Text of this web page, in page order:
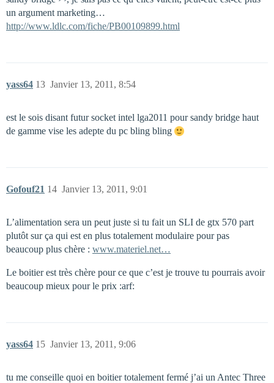
un argument marketing…
http://www.ldlc.com/fiche/PB00109899.html
yass64 Janvier 13, 2011, 8:54
13
est le sois disant futur socket intel lga2011 pour sandy bridge haut
de gamme vise les adepte du pc bling bling
Gofouf21 Janvier 13, 2011, 9:01
14
L’alimentation sera un peut juste si tu fait un SLI de gtx 570 part
plutôt sur ça qui est en plus totalement modulaire pour pas
beaucoup plus chère : www.materiel.net…
Le boitier est très chère pour ce que c’est je trouve tu pourrais avoir
beaucoup mieux pour le prix :arf:
yass64 Janvier 13, 2011, 9:06
15
tu me conseille quoi en boitier totalement fermé j’ai un Antec Three